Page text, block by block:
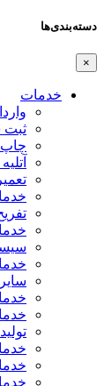
دسته‌بندی‌ها
×
خدمات
ثبت
چاپ